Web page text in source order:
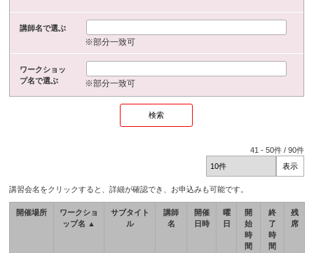
講師名で選ぶ
※部分一致可
ワークショッ
プ名で選ぶ
※部分一致可
41 -50件 /90件
講習会名をクリックすると、詳細が確認でき、お申込みも可能です。
開催場所
ワークショ
ップ名 ▲
サブタイト
ル
講師
名
開催
日時
曜
日
開
始
時
間
終
了
時
間
残
席